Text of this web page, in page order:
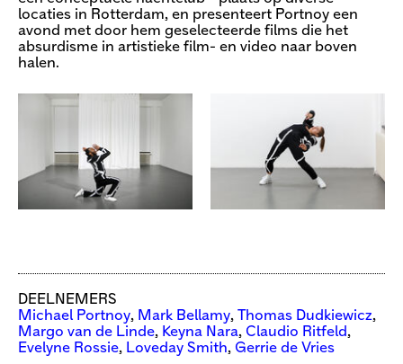
locaties in Rotterdam, en presenteert Portnoy een
avond met door hem geselecteerde films die het
absurdisme in artistieke film- en video naar boven
halen.
DEELNEMERS
Michael Portnoy, Mark Bellamy, Thomas Dudkiewicz,
Margo van de Linde, Keyna Nara, Claudio Ritfeld ,
Evelyne Rossie, Loveday Smith, Gerrie de Vries